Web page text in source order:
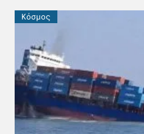
Κόσμος